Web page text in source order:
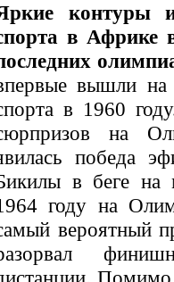
контуры
в Африке
вышли
в 1960
на
победа
в беге на
году на
вероятный